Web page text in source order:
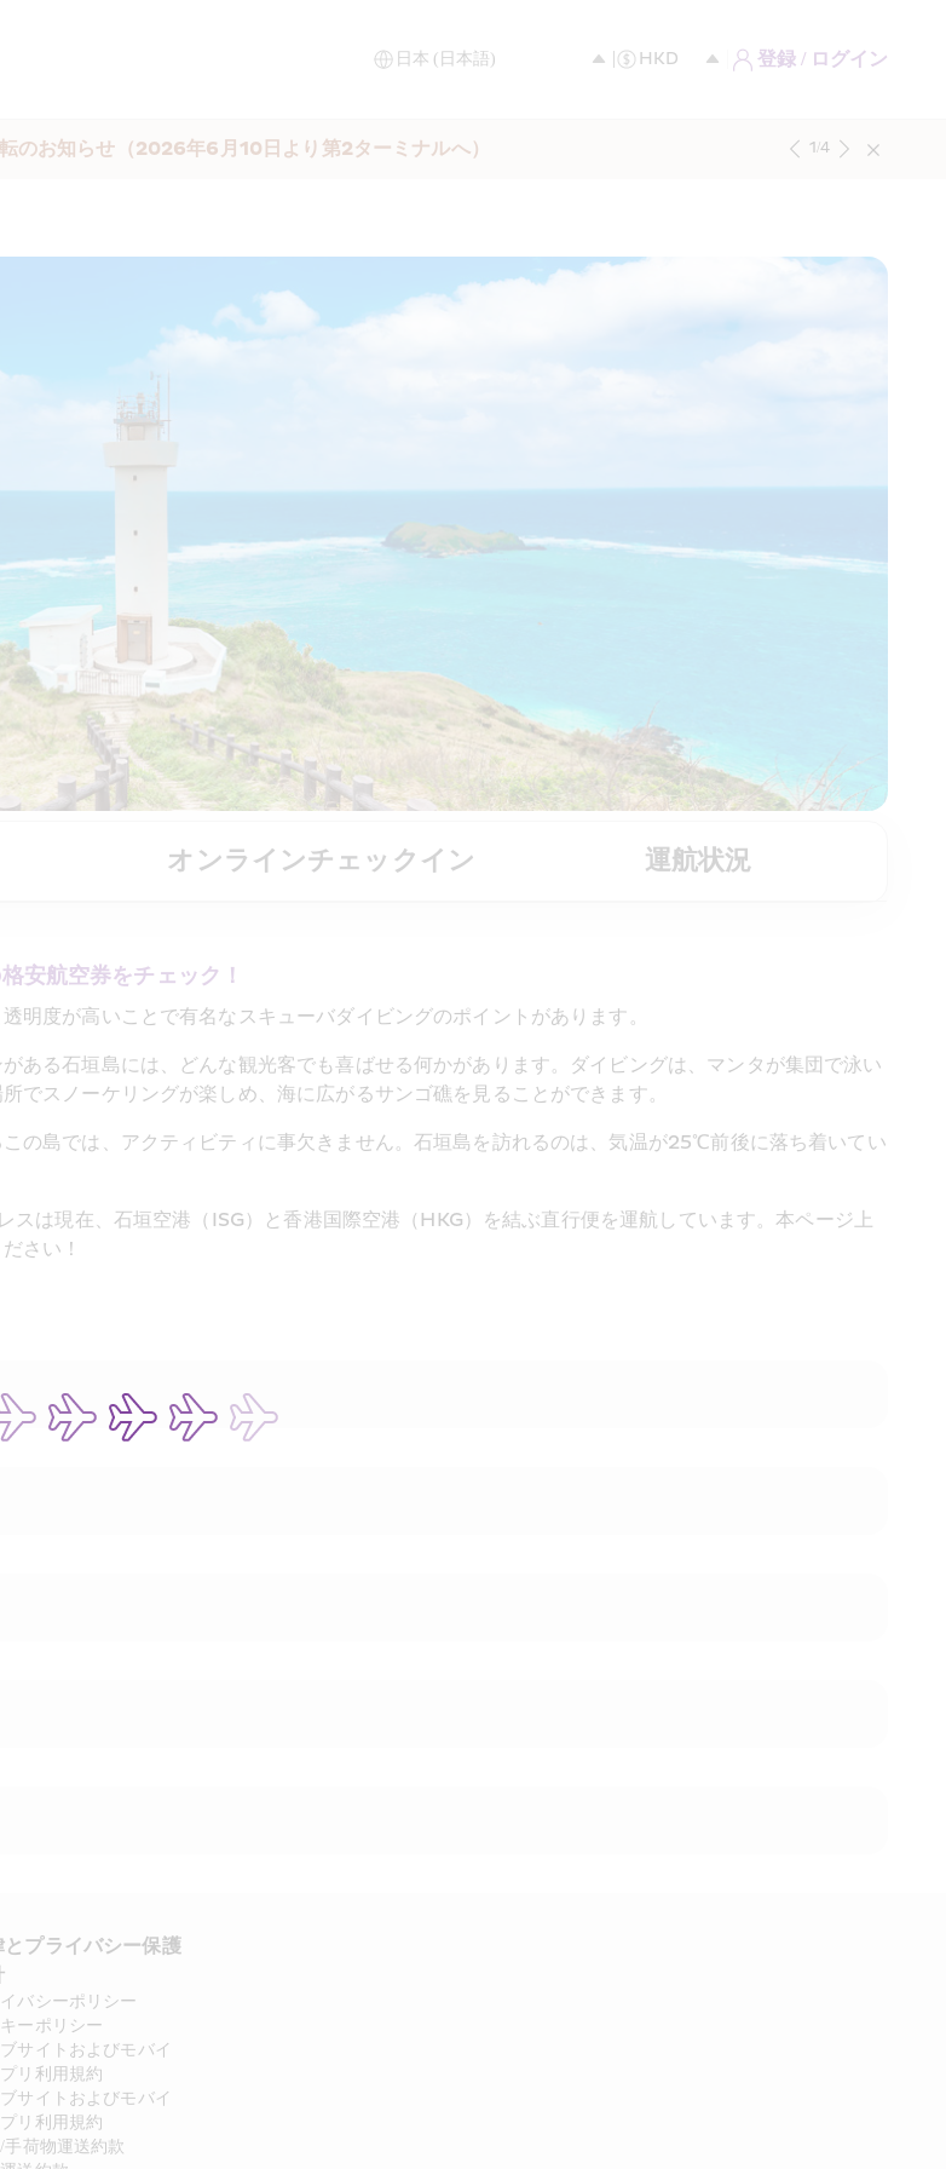
登録 / ログイン
のお知らせ（2026年6月10日より第2ターミナルへ） 1/4
オンラインチェックイン 運航状況
安航空券をチェック！
度が高いことで有名なスキューバダイビングのポイントがあります。
ある石垣島には、どんな観光客でも喜ばせる何かがあります。ダイビングは、マンタが集団で泳い
スノーケリングが楽しめ、海に広がるサンゴ礁を見ることができます。
の島では、アクティビティに事欠きません。石垣島を訪れるのは、気温が25℃前後に落ち着いてい
スは現在、石垣空港（ISG）と香港国際空港（HKG）を結ぶ直行便を運航しています。本ページ上
さい！
とプライバシー保護
バシーポリシー
ーポリシー
サイトおよびモバイ
リ利用規約
サイトおよびモバイ
リ利用規約
手荷物運送約款